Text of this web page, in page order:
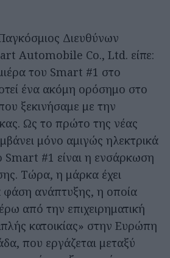
Διευθύνων
Automobile Co., Ltd. είπε:
του Smart #1 στο
ένα ακόμη ορόσημο στο
ξεκινήσαμε με την
Ως το πρώτο της νέας
μόνο αμιγώς ηλεκτρικά
Smart #1 είναι η ενσάρκωση
Τώρα, η μάρκα έχει
φάση ανάπτυξης, η οποία
από την επιχειρηματική
κατοικίας» στην Ευρώπη
που εργάζεται μεταξύ